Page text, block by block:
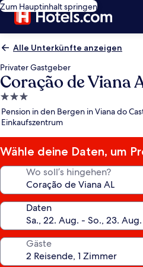
Zum Hauptinhalt springen
Alle Unterkünfte anzeigen
Privater Gastgeber
Coração de Viana
3.0-
Sterne-
Unterkunft
Pension in den Bergen in Viana do
Einkaufszentrum
Wähle deine Daten, um
Wo soll’s hingehen?
Daten
Gäste